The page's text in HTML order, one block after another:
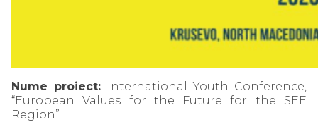
Nume proiect: International Youth Conference,
“European Values for the Future for the SEE
Region”